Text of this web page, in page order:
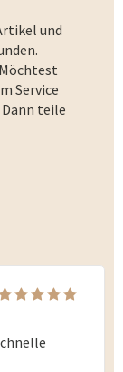
und
Service
teile